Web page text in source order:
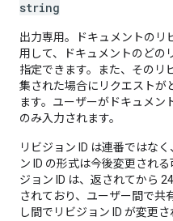
string
出力専用。ドキュメントのリ
用して、ドキュメントのどの
指定できます。また、そのリ
集された場合にリクエストが
ます。ユーザーがドキュメン
のみ入力されます。
リビジョン ID は連番ではな
ン ID の形式は今後変更され
ジョン ID は、返されてから
されており、ユーザー間で共
し間でリビジョン ID が変更